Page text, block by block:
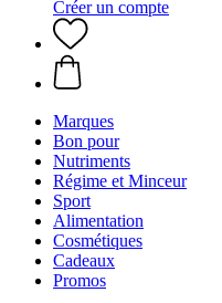
Créer un compte
Marques
Bon pour
Nutriments
Régime et Minceur
Sport
Alimentation
Cosmétiques
Cadeaux
Promos